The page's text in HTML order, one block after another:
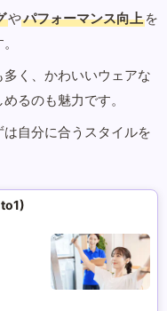
やパフォーマンス向上 を
く、かわいいウェアな
るのも魅力です。
自分に合うスタイルを